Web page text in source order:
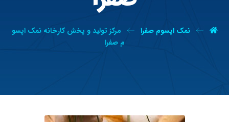
نمک اپسوم صفرا
مرکز تولید و پخش کارخانه نمک اپسو
م صفرا